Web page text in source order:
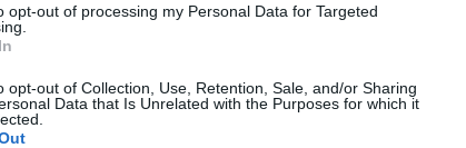
opt-out of processing my Personal Data for Targeted
opt-out of Collection, Use, Retention, Sale, and/or Sharing
Data that Is Unrelated with the Purposes for which it